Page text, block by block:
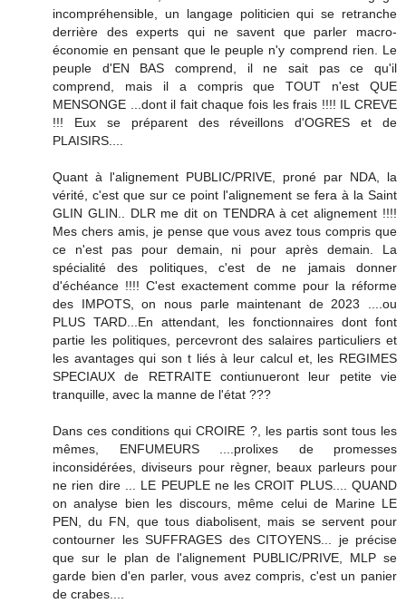
incompréhensible, un langage politicien qui se retranche
derrière des experts qui ne savent que parler macro-
économie en pensant que le peuple n'y comprend rien. Le
peuple d'EN BAS comprend, il ne sait pas ce qu'il
comprend, mais il a compris que TOUT n'est QUE
MENSONGE ...dont il fait chaque fois les frais !!!! IL CREVE
!!! Eux se préparent des réveillons d'OGRES et de
PLAISIRS....
Quant à l'alignement PUBLIC/PRIVE, proné par NDA, la
vérité, c'est que sur ce point l'alignement se fera à la Saint
GLIN GLIN.. DLR me dit on TENDRA à cet alignement !!!!
Mes chers amis, je pense que vous avez tous compris que
ce n'est pas pour demain, ni pour après demain. La
spécialité des politiques, c'est de ne jamais donner
d'échéance !!!! C'est exactement comme pour la réforme
des IMPOTS, on nous parle maintenant de 2023 ....ou
PLUS TARD...En attendant, les fonctionnaires dont font
partie les politiques, percevront des salaires particuliers et
les avantages qui son t liés à leur calcul et, les REGIMES
SPECIAUX de RETRAITE contiunueront leur petite vie
tranquille, avec la manne de l'état ???
Dans ces conditions qui CROIRE ?, les partis sont tous les
mêmes, ENFUMEURS ....prolixes de promesses
inconsidérées, diviseurs pour règner, beaux parleurs pour
ne rien dire ... LE PEUPLE ne les CROIT PLUS.... QUAND
on analyse bien les discours, même celui de Marine LE
PEN, du FN, que tous diabolisent, mais se servent pour
contourner les SUFFRAGES des CITOYENS... je précise
que sur le plan de l'alignement PUBLIC/PRIVE, MLP se
garde bien d'en parler, vous avez compris, c'est un panier
de crabes....